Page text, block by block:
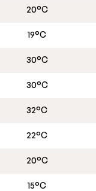
20°C
19°C
30°C
30°C
32°C
22°C
20°C
15°C